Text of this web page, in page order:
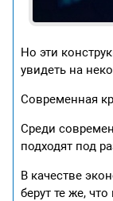
Но эти
увидеть на
Современная
Среди
подходят под
В качестве
берут те же,